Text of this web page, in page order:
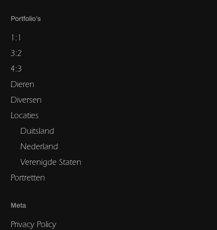
Portfolio’s
1:1
3:2
4:3
Dieren
Diversen
Locaties
Duitsland
Nederland
Verenigde Staten
Portretten
Meta
Privacy Policy